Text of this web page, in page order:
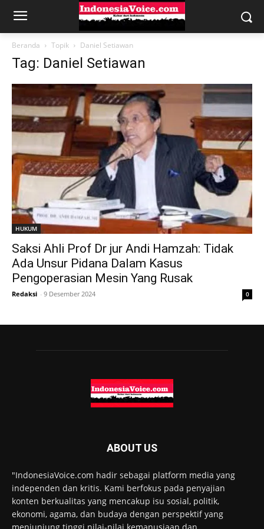
Beranda Topik Daniel Setiawan
Tag: Daniel Setiawan
HUKUM
Saksi Ahli Prof Dr jur Andi Hamzah: Tidak
Ada Unsur Pidana Dalam Kasus
Pengoperasian Mesin Yang Rusak
Redaksi - 9 Desember 2024 0
ABOUT US
"IndonesiaVoice.com hadir sebagai platform media yang
independen dan kritis. Kami berfokus pada penyajian
konten berkualitas yang mencakup isu sosial, politik,
ekonomi, agama, dan budaya dengan perspektif yang